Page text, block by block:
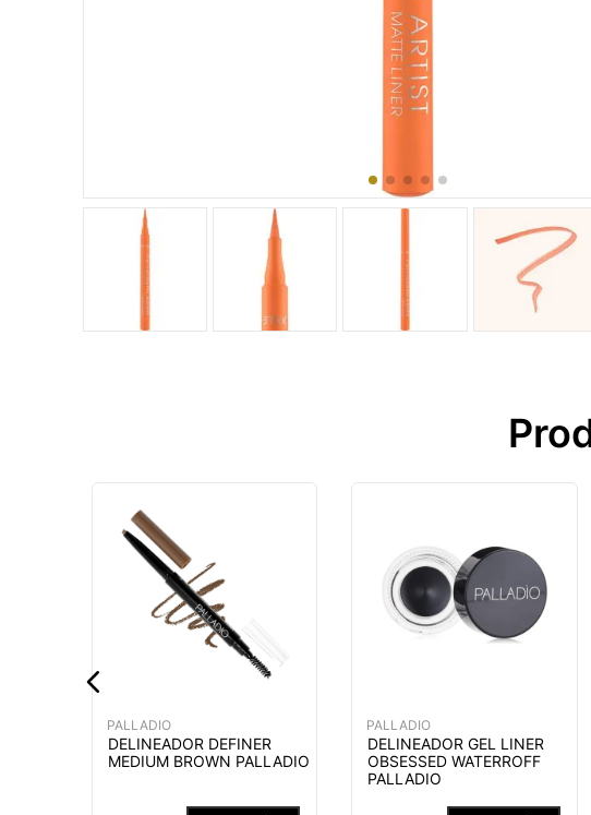
PALLADIO
DELINEADOR DEFINER
MEDIUM BROWN PALLADIO
PALLADIO
DELINEADOR GEL LINER
OBSESSED WATERROFF
PALLADIO